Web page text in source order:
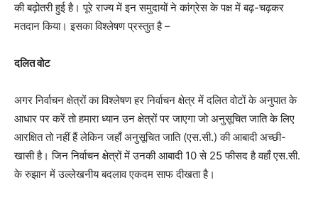
की बढ़ोतरी हुई है। पूरे राज्य में इन समुदायों ने कांग्रेस के पक्ष में बढ़-चढ़कर
मतदान किया। इसका विश्लेषण प्रस्तुत है –
दलित वोट
अगर निर्वाचन क्षेत्रों का विश्लेषण हर निर्वाचन क्षेत्र में दलित वोटों के अनुपात के
आधार पर करें तो हमारा ध्यान उन क्षेत्रों पर जाएगा जो अनुसूचित जाति के लिए
आरक्षित तो नहीं हैं लेकिन जहाँ अनुसूचित जाति (एस.सी.) की आबादी अच्छी-
खासी है। जिन निर्वाचन क्षेत्रों में उनकी आबादी 10 से 25 फीसद है वहाँ एस.सी.
के रुझान में उल्लेखनीय बदलाव एकदम साफ दीखता है।